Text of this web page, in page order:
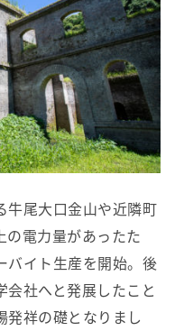
牛尾大口金山や近隣町
の電力量があったた
バイト生産を開始。後
社へと発展したこと
発祥の礎となりまし